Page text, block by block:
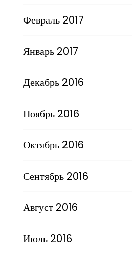
Февраль 2017
Январь 2017
Декабрь 2016
Ноябрь 2016
Октябрь 2016
Сентябрь 2016
Август 2016
Июль 2016